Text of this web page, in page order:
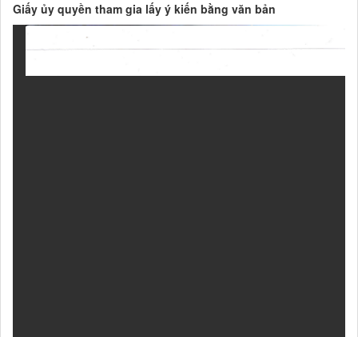
Giấy ủy quyền tham gia lấy ý kiến bằng văn bản